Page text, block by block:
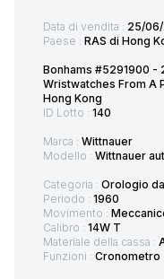
Data di vendita : 25/06/
Paese : RAS di Hong
Bonhams #5291900 -
Wristwatches From A
Hong Kong
ID Lotto : 140
Marca : Wittnauer
Modello : Wittnauer
Categoria : Orologio
Periodo : 1960
Movimento :
Calibro : 14W T
Materiale della cassa :
Funzioni : Cronometro